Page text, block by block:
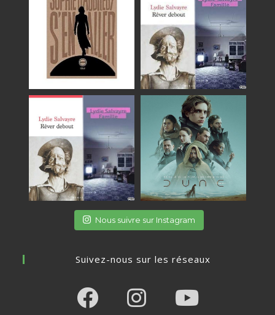
Nous suivre sur Instagram
Suivez-nous sur les réseaux